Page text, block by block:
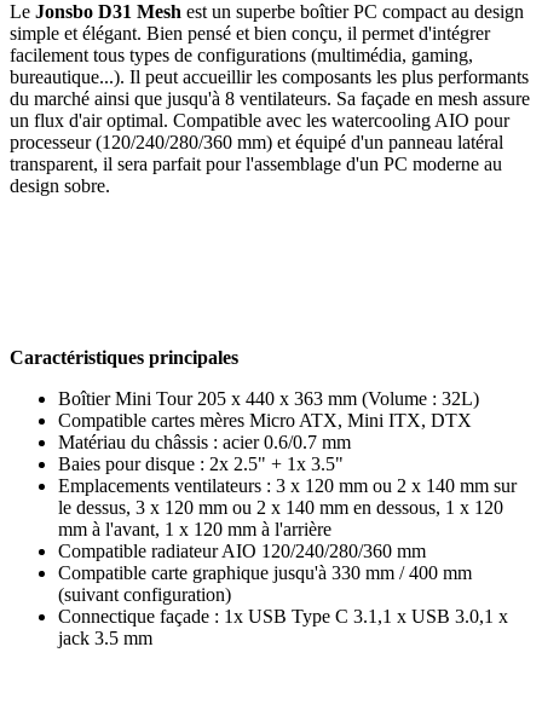
Le Jonsbo D31 Mesh est un superbe boîtier PC compact au design
simple et élégant. Bien pensé et bien conçu, il permet d'intégrer
facilement tous types de configurations (multimédia, gaming,
bureautique...). Il peut accueillir les composants les plus performants
du marché ainsi que jusqu'à 8 ventilateurs. Sa façade en mesh assure
un flux d'air optimal. Compatible avec les watercooling AIO pour
processeur (120/240/280/360 mm) et équipé d'un panneau latéral
transparent, il sera parfait pour l'assemblage d'un PC moderne au
design sobre.
Caractéristiques principales
Boîtier Mini Tour 205 x 440 x 363 mm (Volume : 32L)
Compatible cartes mères Micro ATX, Mini ITX, DTX
Matériau du châssis : acier 0.6/0.7 mm
Baies pour disque : 2x 2.5" + 1x 3.5"
Emplacements ventilateurs : 3 x 120 mm ou 2 x 140 mm sur
le dessus, 3 x 120 mm ou 2 x 140 mm en dessous, 1 x 120
mm à l'avant, 1 x 120 mm à l'arrière
Compatible radiateur AIO 120/240/280/360 mm
Compatible carte graphique jusqu'à 330 mm / 400 mm
(suivant configuration)
Connectique façade : 1x USB Type C 3.1,1 x USB 3.0,1 x
jack 3.5 mm